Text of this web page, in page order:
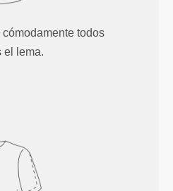
cómodamente todos
el lema.